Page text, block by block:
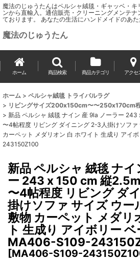
魔法のじゅうたんはペルシャ絨毯・ギャッベ・
ンから直輸入。通信販売・クリーニングメンテ
ております。 あなたの生活にハンドメイドのあた
魔法のじゅうたん
ホーム 商品検索 商品カテゴリ アクセ
ホーム > ペルシャ絨毯 トライバルラグ
> リビングサイズ200x150cm〜〜250x170cm
> 新品 ペルシャ 絨毯 ナイン 産 9la ノーラー 243
〜4帖程度 リビング ダイニング 2-3人掛けソファ
カーペット メダリオン 白 ホワイト 生成り アイ
243150Z100
新品 ペルシャ 絨毯 ナイ
ー 243 x 150 cm 縦
〜4帖程度 リビング ダ
掛けソファ サイズ ウー
敷物 カーペット メダリ
ト 生成り アイボリー ベ
MA406-S109-
[MA406-S109-